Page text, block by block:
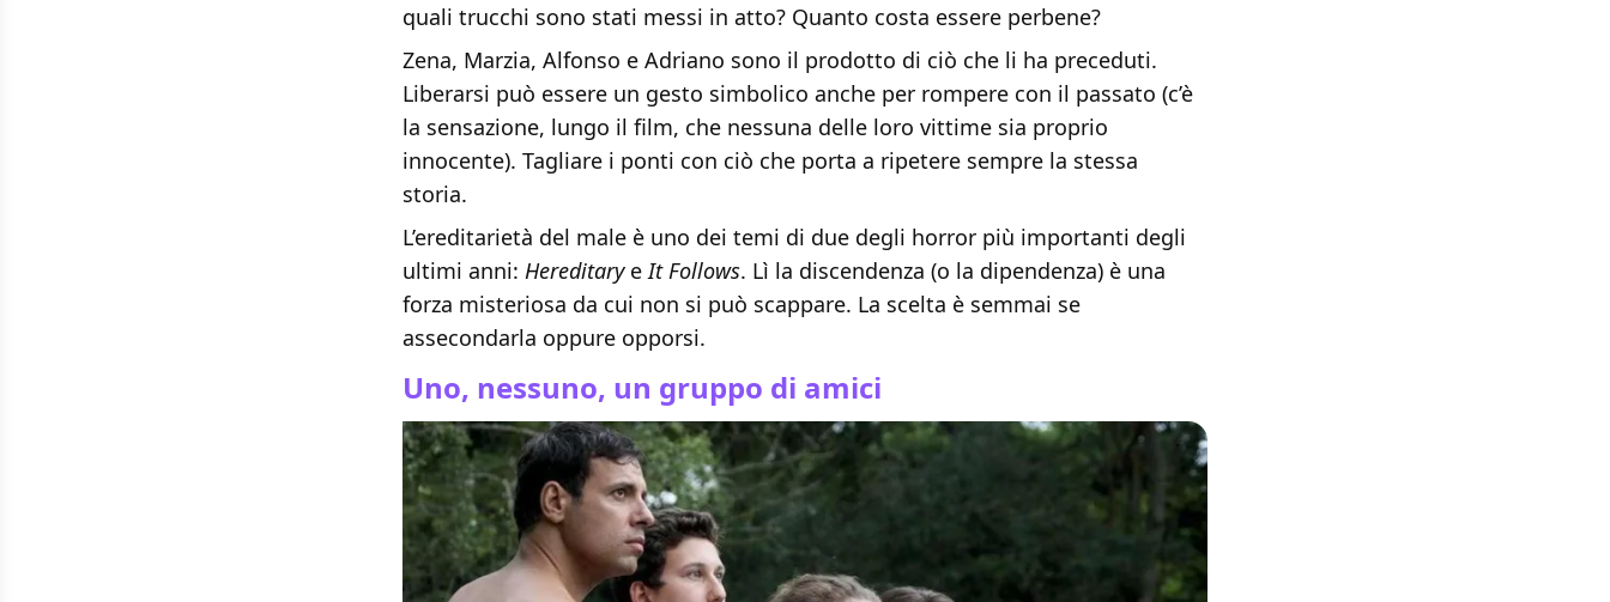
quali trucchi sono stati messi in atto? Quanto costa essere perbene?
Zena, Marzia, Alfonso e Adriano sono il prodotto di ciò che li ha preceduti.
Liberarsi può essere un gesto simbolico anche per rompere con il passato (c’è
la sensazione, lungo il film, che nessuna delle loro vittime sia proprio
innocente). Tagliare i ponti con ciò che porta a ripetere sempre la stessa
storia.
L’ereditarietà del male è uno dei temi di due degli horror più importanti degli
ultimi anni: HereditaryeIt Follows. Lì la discendenza (o la dipendenza) è una
forza misteriosa da cui non si può scappare. La scelta è semmai se
assecondarla oppure opporsi.
Uno, nessuno, un gruppo di amici